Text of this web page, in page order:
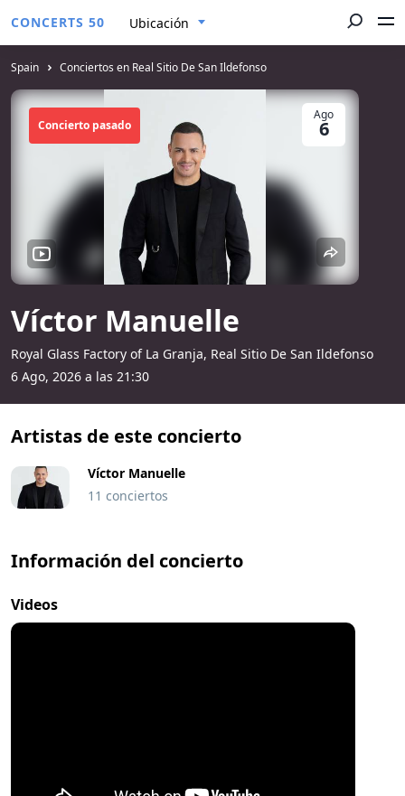
CONCERTS 50 Ubicación
Spain Conciertos en Real Sitio De San Ildefonso
Víctor Manuelle
6 Ago, 2026 a las 21:30
Royal Glass Factory of La Granja, Real Sitio De San Ildefonso
Ago
6
Concierto pasado
Artistas de este concierto
Víctor Manuelle
11 conciertos
Información del concierto
Videos